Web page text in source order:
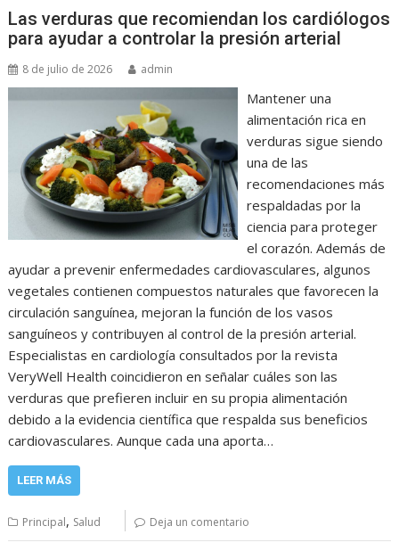
Las verduras que recomiendan los cardiólogos
para ayudar a controlar la presión arterial
8 de julio de 2026 admin
Mantener una
alimentación rica en
verduras sigue siendo
una de las
recomendaciones más
respaldadas por la
ciencia para proteger
el corazón. Además de
ayudar a prevenir enfermedades cardiovasculares, algunos
vegetales contienen compuestos naturales que favorecen la
circulación sanguínea, mejoran la función de los vasos
sanguíneos y contribuyen al control de la presión arterial.
Especialistas en cardiología consultados por la revista
VeryWell Health coincidieron en señalar cuáles son las
verduras que prefieren incluir en su propia alimentación
debido a la evidencia científica que respalda sus beneficios
cardiovasculares. Aunque cada una aporta…
LEER MÁS
Principal, Salud Deja un comentario